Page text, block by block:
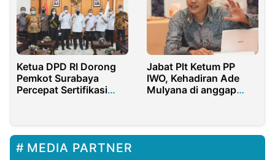
Ketua DPD RI Dorong
Pemkot Surabaya
Percepat Sertifikasi
Jabat Plt Ketum PP
IWO, Kehadiran Ade
Mulyana di anggap
MEDIA PARTNER